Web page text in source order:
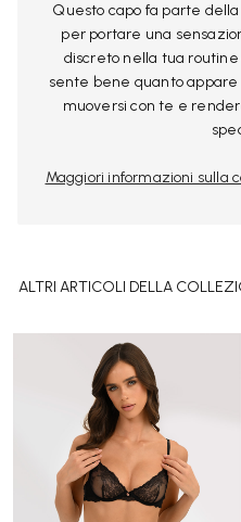
Questo capo fa parte
per portare una
discreto nella tua
sente bene quanto
muoversi con te e
Maggiori informazioni sulla
ALTRI ARTICOLI DELLA